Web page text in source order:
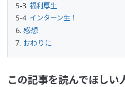
福利厚生
インターン生！
感想
おわりに
この記事を読んでほしい